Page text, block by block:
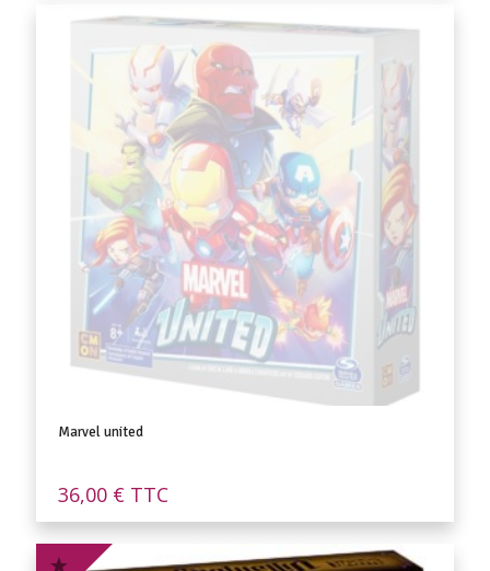
Marvel united
36,00 € TTC